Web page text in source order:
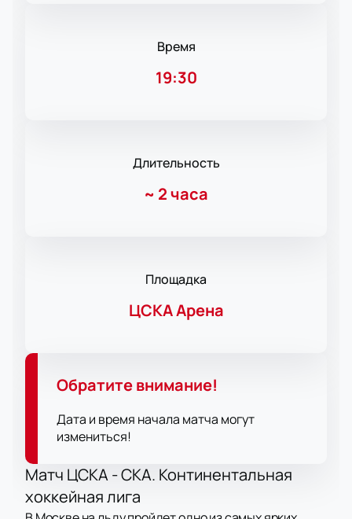
Время
19:30
Длительность
~ 2 часа
Площадка
ЦСКА Арена
Обратите внимание!
Дата и время начала матча могут
измениться!
Матч ЦСКА - СКА. Континентальная
хоккейная лига